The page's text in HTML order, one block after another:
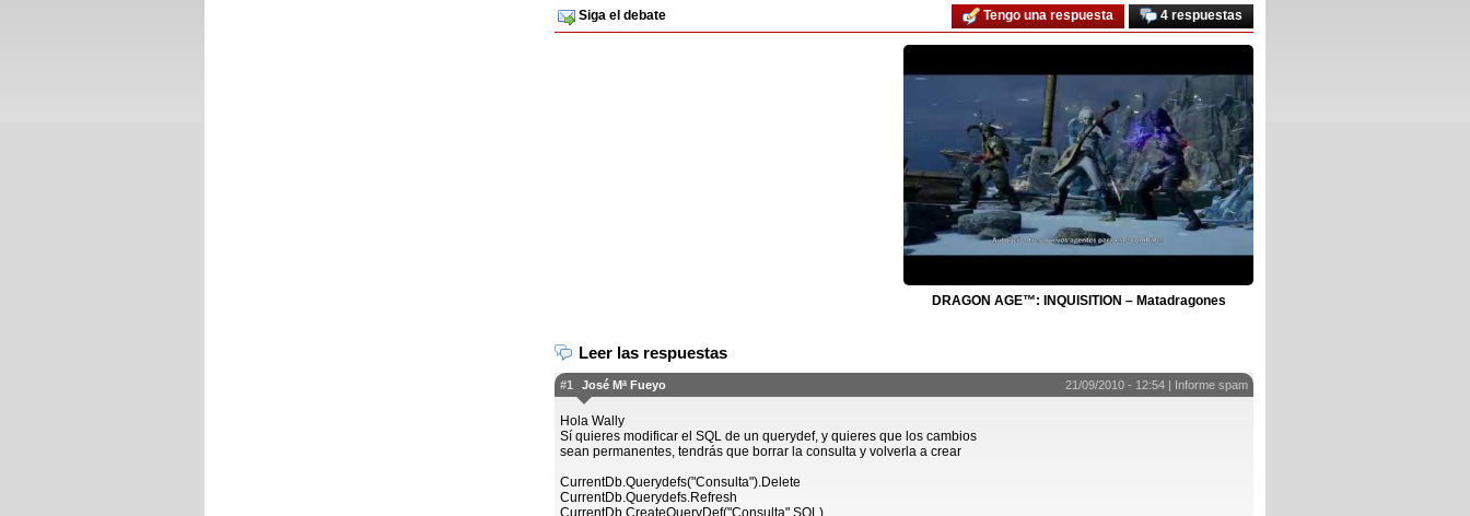
Siga el debate 4 respuestas
Tengo una respuesta
DRAGON AGE™: INQUISITION – Matadragones
Leer las respuestas
#1 José Mª Fueyo 21/09/2010 - 12:54 | Informe spam
Hola Wally
Sí quieres modificar el SQL de un querydef, y quieres que los cambios
sean permanentes, tendrás que borrar la consulta y volverla a crear
CurrentDb.Querydefs("Consulta").Delete
CurrentDb.Querydefs.Refresh
CurrentDb.CreateQueryDef("Consulta",SQL)